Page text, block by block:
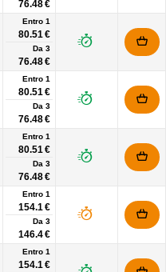
76.48 €
Entro 1
80.51 €
Da 3
76.48 €
Entro 1
80.51 €
Da 3
76.48 €
Entro 1
80.51 €
Da 3
76.48 €
Entro 1
154.1 €
Da 3
146.4 €
Entro 1
154.1 €